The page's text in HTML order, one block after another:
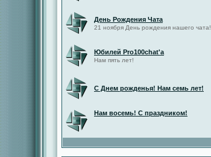
День Рождения Чата
21 ноября День рождения нашего чата!
Юбилей Pro100chat'а
Нам пять лет!
С Днем рожденья! Нам семь лет!
Нам восемь! С праздником!